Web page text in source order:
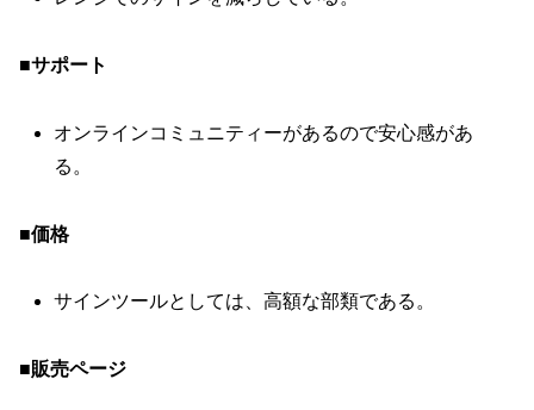
■サポート
オンラインコミュニティーがあるので安心感があ
る。
■価格
サインツールとしては、高額な部類である。
■販売ページ